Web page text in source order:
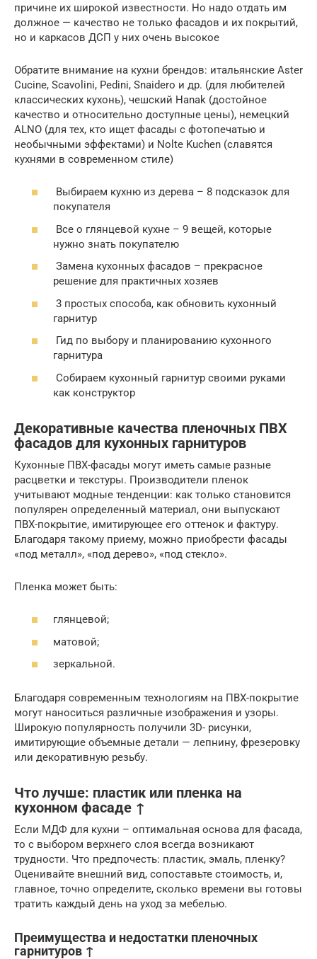
причине их широкой известности. Но надо отдать им
должное — качество не только фасадов и их покрытий,
но и каркасов ДСП у них очень высокое
Обратите внимание на кухни брендов: итальянские Aster
Cucine, Scavolini, Pedini, Snaidero и др. (для любителей
классических кухонь), чешский Hanak (достойное
качество и относительно доступные цены), немецкий
ALNO (для тех, кто ищет фасады с фотопечатью и
необычными эффектами) и Nolte Kuchen (славятся
кухнями в современном стиле)
Выбираем кухню из дерева – 8 подсказок для
покупателя
Все о глянцевой кухне – 9 вещей, которые
нужно знать покупателю
Замена кухонных фасадов – прекрасное
решение для практичных хозяев
3 простых способа, как обновить кухонный
гарнитур
Гид по выбору и планированию кухонного
гарнитура
Собираем кухонный гарнитур своими руками
как конструктор
Декоративные качества пленочных ПВХ
фасадов для кухонных гарнитуров
Кухонные ПВХ-фасады могут иметь самые разные
расцветки и текстуры. Производители пленок
учитывают модные тенденции: как только становится
популярен определенный материал, они выпускают
ПВХ-покрытие, имитирующее его оттенок и фактуру.
Благодаря такому приему, можно приобрести фасады
«под металл», «под дерево», «под стекло».
Пленка может быть:
глянцевой;
матовой;
зеркальной.
Благодаря современным технологиям на ПВХ-покрытие
могут наноситься различные изображения и узоры.
Широкую популярность получили 3D- рисунки,
имитирующие объемные детали — лепнину, фрезеровку
или декоративную резьбу.
Что лучше: пластик или пленка на
кухонном фасаде ↑
Если МДФ для кухни – оптимальная основа для фасада,
то с выбором верхнего слоя всегда возникают
трудности. Что предпочесть: пластик, эмаль, пленку?
Оценивайте внешний вид, сопоставьте стоимость, и,
главное, точно определите, сколько времени вы готовы
тратить каждый день на уход за мебелью.
Преимущества и недостатки пленочных
гарнитуров ↑